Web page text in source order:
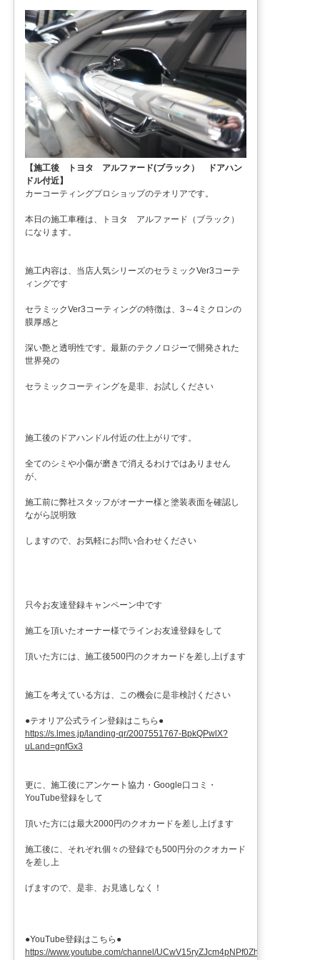
【施工後 トヨタ アルファード(ブラック） ドアハン
ドル付近】
カーコーティングプロショップのテオリアです。
本日の施工車種は、トヨタ アルファード（ブラック）
になります。
施工内容は、当店人気シリーズのセラミックVer3コーテ
ィングです
セラミックVer3コーティングの特徴は、3～4ミクロンの
膜厚感と
深い艶と透明性です。最新のテクノロジーで開発された
世界発の
セラミックコーティングを是非、お試しください
施工後のドアハンドル付近の仕上がりです。
全てのシミや小傷が磨きで消えるわけではありません
が、
施工前に弊社スタッフがオーナー様と塗装表面を確認し
ながら説明致
しますので、お気軽にお問い合わせください
只今お友達登録キャンペーン中です
施工を頂いたオーナー様でラインお友達登録をして
頂いた方には、施工後500円のクオカードを差し上げます
施工を考えている方は、この機会に是非検討ください
●テオリア公式ライン登録はこちら●
https://s.lmes.jp/landing-qr/2007551767-BpkQPwlX?
uLand=gnfGx3
更に、施工後にアンケート協力・Google口コミ・
YouTube登録をして
頂いた方には最大2000円のクオカードを差し上げます
施工後に、それぞれ個々の登録でも500円分のクオカード
を差し上
げますので、是非、お見逃しなく！
●YouTube登録はこちら●
https://www.youtube.com/channel/UCwV15ryZJcm4pNPf0ZhXu9g